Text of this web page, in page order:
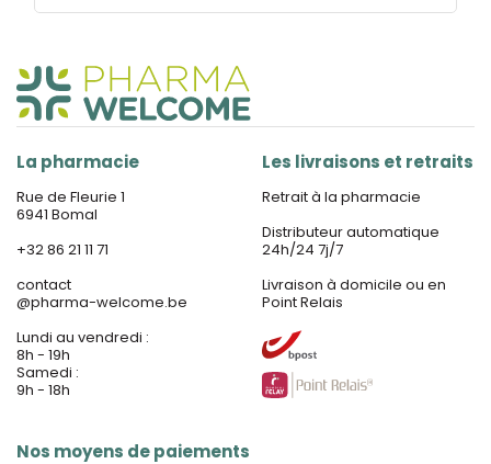
La pharmacie
Rue de Fleurie 1
6941 Bomal
+32 86 21 11 71
contact
@pharma-welcome.be
Lundi au vendredi :
8h - 19h
Samedi :
9h - 18h
Nos moyens de paiements
Les livraisons et retraits
Retrait à la pharmacie
Distributeur automatique
24h/24 7j/7
Livraison à domicile ou en
Point Relais